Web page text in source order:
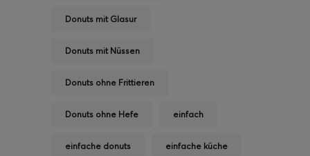
Donuts mit Glasur
Donuts mit Nüssen
Donuts ohne Frittieren
Donuts ohne Hefe einfach
einfache donuts einfache küche